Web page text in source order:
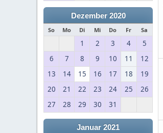
Dezember 2020
So Mo Di Mi Do Fr Sa
1 2 3 4
5
6
7 8 9 10 11
12
13
14 15 16 17 18
19
20
21 22 23 24 25
26
27
28 29 30 31
Januar 2021